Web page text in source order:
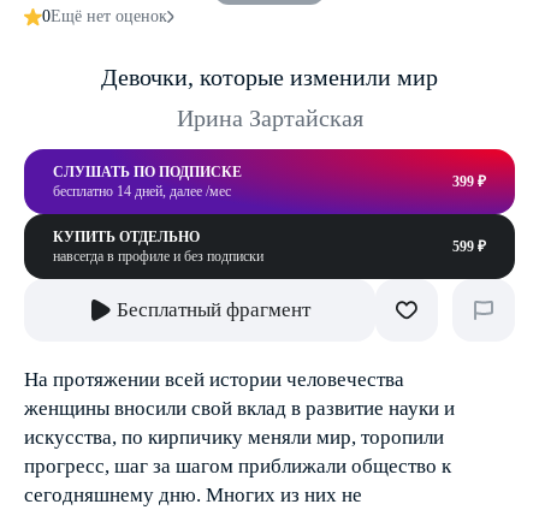
0Ещё нет оценок
Девочки, которые изменили мир
Ирина Зартайская
СЛУШАТЬ ПО ПОДПИСКЕ
бесплатно 14 дней, далее /мес
399 ₽
КУПИТЬ ОТДЕЛЬНО
навсегда в профиле и без подписки
599 ₽
Бесплатный фрагмент
На протяжении всей истории человечества
женщины вносили свой вклад в развитие науки и
искусства, по кирпичику меняли мир, торопили
прогресс, шаг за шагом приближали общество к
сегодняшнему дню. Многих из них не